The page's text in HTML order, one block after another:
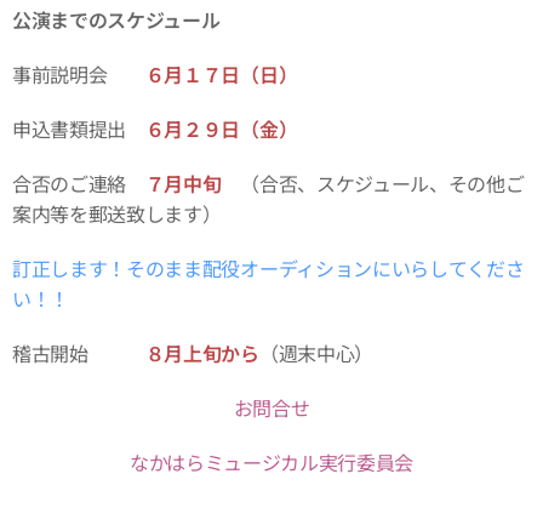
公演までのスケジュール
事前説明会
６月１７日（日）
申込書類提出
６月２９日（金）
合否のご連絡
７月中旬（合否、スケジュール、その他ご
案内等を郵送致します）
訂正します！そのまま配役オーディションにいらしてくださ
い！！
稽古開始
８月上旬から （週末中心）
お問合せ
なかはらミュージカル実行委員会